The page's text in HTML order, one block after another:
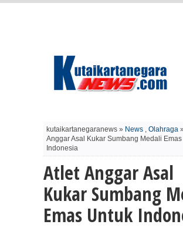
kutaikartanegaranews » News , Olahraga
Anggar Asal Kukar Sumbang Medali
Indonesia
Atlet Anggar Asal
Kukar Sumbang
Emas Untuk